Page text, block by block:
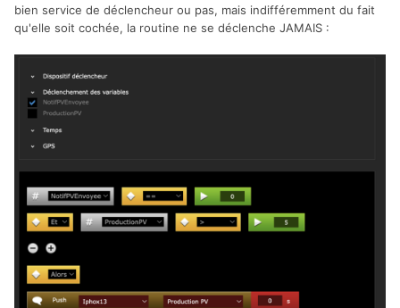
bien service de déclencheur ou pas, mais indifféremment du fait
qu'elle soit cochée, la routine ne se déclenche JAMAIS :